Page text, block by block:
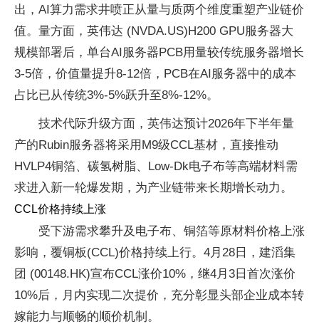
出，AI算力需求井喷正从量与质两个维度重塑产业链价
值。量方面，英伟达 (NVDA.US)H200 GPU服务器大
规模部署后，单台AI服务器PCB用量较传统服务器增长
3-5倍，价值量提升8-12倍，PCB在AI服务器中的成本
占比已从传统3%-5%跃升至8%-12%。
技术代际升级方面，英伟达预计2026年下半年量
产的Rubin服务器将采用M9级CCL基材，直接推动
HVLP4铜箔、碳氢树脂、Low-Dk电子布等高端材料需
求进入新一轮爆发期，为产业链带来长期增长动力。
CCL价格持续上涨
受下游需求攀升及电子布、铜箔等原材料价格上涨
影响，覆铜板(CCL)价格持续上行。4月28日，建滔集
团 (00148.HK)宣布CCL涨价10%，继4月3日首次涨价
10%后，月内实现二次提价，充分彰显头部企业成本转
嫁能力与顺畅的顺价机制。